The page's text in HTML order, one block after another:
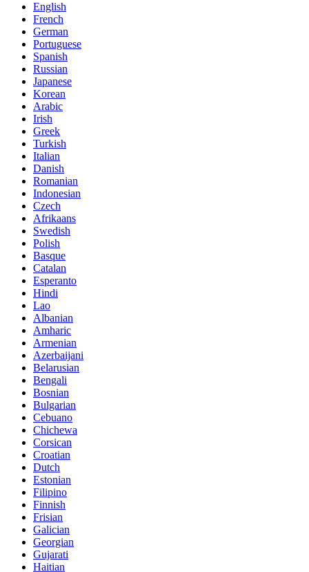
English
French
German
Portuguese
Spanish
Russian
Japanese
Korean
Arabic
Irish
Greek
Turkish
Italian
Danish
Romanian
Indonesian
Czech
Afrikaans
Swedish
Polish
Basque
Catalan
Esperanto
Hindi
Lao
Albanian
Amharic
Armenian
Azerbaijani
Belarusian
Bengali
Bosnian
Bulgarian
Cebuano
Chichewa
Corsican
Croatian
Dutch
Estonian
Filipino
Finnish
Frisian
Galician
Georgian
Gujarati
Haitian